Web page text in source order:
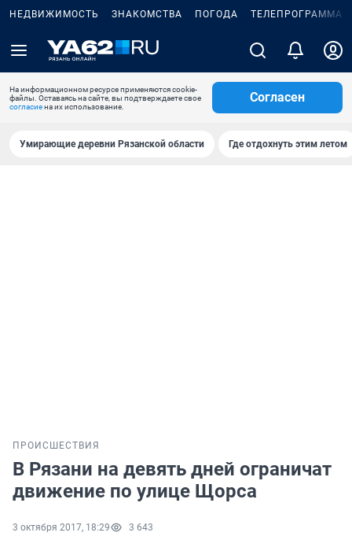
НЕДВИЖИМОСТЬ ЗНАКОМСТВА ПОГОДА ТЕЛЕПРОГРАММА
На информационном ресурсе применяются cookie-
файлы. Оставаясь на сайте, вы подтверждаете свое
согласиена их использование.
Согласен
Умирающие деревни Рязанской области Где отдохнуть этим летом
ПРОИСШЕСТВИЯ
В Рязани на девять дней ограничат
движение по улице Щорса
3 октября 2017, 18:29 3 643